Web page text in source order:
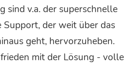
sind v.a. der superschnelle
Support, der weit über das
geht, hervorzuheben.
mit der Lösung - volle